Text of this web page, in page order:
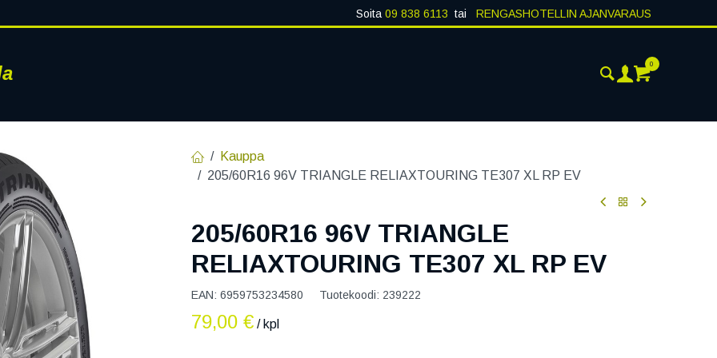
Soita 09 838 6113 tai RENGASHOTELLIN AJANVARAUS
RENKAAT
0
Kauppa
205/60R16 96V TRIANGLE RELIAXTOURING TE307 XL RP EV
205/60R16 96V TRIANGLE
RELIAXTOURING TE307 XL RP EV
EAN: 6959753234580 Tuotekoodi: 239222
79,00 € / kpl